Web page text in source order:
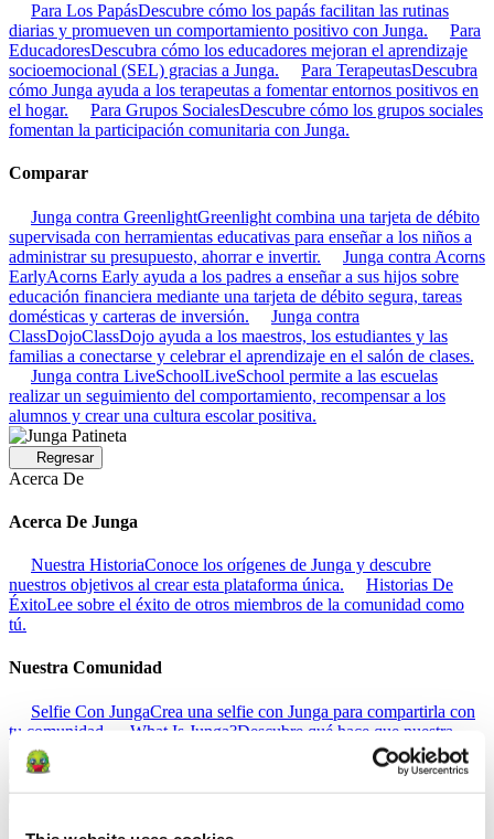
Para Los PapásDescubre cómo los papás facilitan las rutinas
diarias y promueven un comportamiento positivo con Junga.
Para
EducadoresDescubra cómo los educadores mejoran el aprendizaje
socioemocional (SEL) gracias a Junga.
Para TerapeutasDescubra
cómo Junga ayuda a los terapeutas a fomentar entornos positivos en
el hogar.
Para Grupos SocialesDescubre cómo los grupos sociales
fomentan la participación comunitaria con Junga.
Comparar
Junga contra GreenlightGreenlight combina una tarjeta de débito
supervisada con herramientas educativas para enseñar a los niños a
administrar su presupuesto, ahorrar e invertir.
Junga contra Acorns
EarlyAcorns Early ayuda a los padres a enseñar a sus hijos sobre
educación financiera mediante una tarjeta de débito segura, tareas
domésticas y carteras de inversión.
Junga contra
ClassDojoClassDojo ayuda a los maestros, los estudiantes y las
familias a conectarse y celebrar el aprendizaje en el salón de clases.
Junga contra LiveSchoolLiveSchool permite a las escuelas
realizar un seguimiento del comportamiento, recompensar a los
alumnos y crear una cultura escolar positiva.
Regresar
Acerca De
Acerca De Junga
Nuestra HistoriaConoce los orígenes de Junga y descubre
nuestros objetivos al crear esta plataforma única.
Historias De
ÉxitoLee sobre el éxito de otros miembros de la comunidad como
tú.
Nuestra Comunidad
Selfie Con JungaCrea una selfie con Junga para compartirla con
tu comunidad.
What Is Junga?Descubre qué hace que nuestra
plataforma sea tan especial.
Regresar